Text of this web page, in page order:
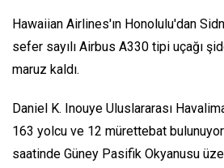
Hawaiian Airlines'ın Honolulu'dan
sefer sayılı Airbus A330 tipi uçağı
maruz kaldı.
Daniel K. Inouye Uluslararası
163 yolcu ve 12 mürettebat
saatinde Güney Pasifik Okyanusu